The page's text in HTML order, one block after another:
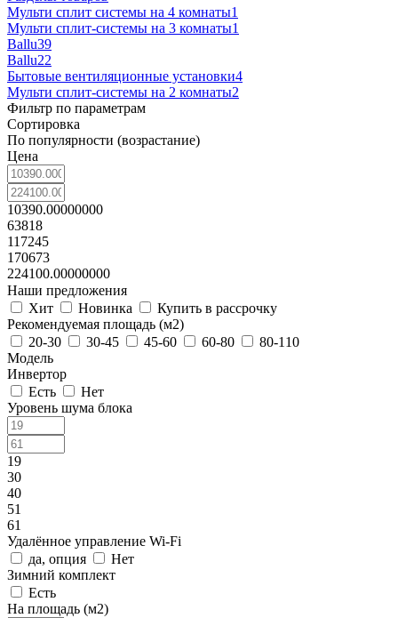
Мульти сплит системы на 4 комнаты1
Мульти сплит-системы на 3 комнаты1
Ballu39
Ballu22
Бытовые вентиляционные установки4
Мульти сплит-системы на 2 комнаты2
Фильтр по параметрам
Сортировка
По популярности (возрастание)
Цена
10390.00000000
63818
117245
170673
224100.00000000
Наши предложения
Хит
Новинка
Купить в рассрочку
Рекомендуемая площадь (м2)
20-30
30-45 45-60 60-80
80-110
Модель
Инвертор
Есть
Нет
Уровень шума блока
19
30
40
51
61
Удалённое управление Wi-Fi
да, опция
Нет
Зимний комплект
Есть
На площадь (м2)